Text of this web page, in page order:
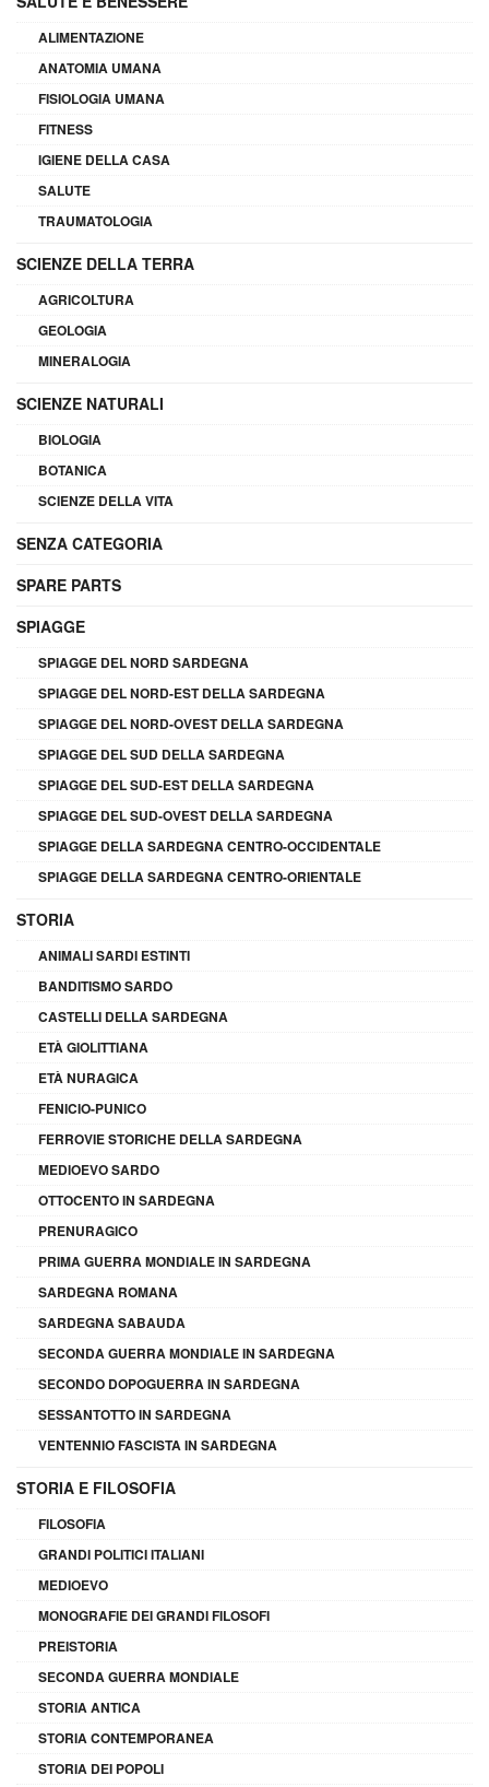
ALIMENTAZIONE
ANATOMIA UMANA
FISIOLOGIA UMANA
FITNESS
IGIENE DELLA CASA
SALUTE
TRAUMATOLOGIA
SCIENZE DELLA TERRA
AGRICOLTURA
GEOLOGIA
MINERALOGIA
SCIENZE NATURALI
BIOLOGIA
BOTANICA
SCIENZE DELLA VITA
SENZA CATEGORIA
SPARE PARTS
SPIAGGE
SPIAGGE DEL NORD SARDEGNA
SPIAGGE DEL NORD-EST DELLA SARDEGNA
SPIAGGE DEL NORD-OVEST DELLA SARDEGNA
SPIAGGE DEL SUD DELLA SARDEGNA
SPIAGGE DEL SUD-EST DELLA SARDEGNA
SPIAGGE DEL SUD-OVEST DELLA SARDEGNA
SPIAGGE DELLA SARDEGNA CENTRO-OCCIDENTALE
SPIAGGE DELLA SARDEGNA CENTRO-ORIENTALE
STORIA
ANIMALI SARDI ESTINTI
BANDITISMO SARDO
CASTELLI DELLA SARDEGNA
ETÀ GIOLITTIANA
ETÀ NURAGICA
FENICIO-PUNICO
FERROVIE STORICHE DELLA SARDEGNA
MEDIOEVO SARDO
OTTOCENTO IN SARDEGNA
PRENURAGICO
PRIMA GUERRA MONDIALE IN SARDEGNA
SARDEGNA ROMANA
SARDEGNA SABAUDA
SECONDA GUERRA MONDIALE IN SARDEGNA
SECONDO DOPOGUERRA IN SARDEGNA
SESSANTOTTO IN SARDEGNA
VENTENNIO FASCISTA IN SARDEGNA
STORIA E FILOSOFIA
FILOSOFIA
GRANDI POLITICI ITALIANI
MEDIOEVO
MONOGRAFIE DEI GRANDI FILOSOFI
PREISTORIA
SECONDA GUERRA MONDIALE
STORIA ANTICA
STORIA CONTEMPORANEA
STORIA DEI POPOLI